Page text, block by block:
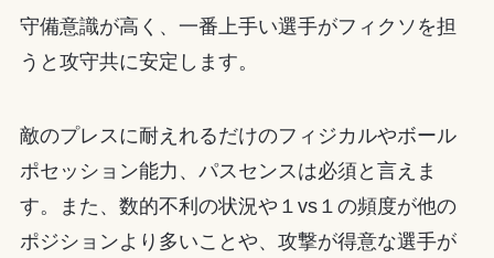
守備意識が高く、一番上手い選手がフィクソを担
うと攻守共に安定します。
敵のプレスに耐えれるだけのフィジカルやボール
ポセッション能力、パスセンスは必須と言えま
す。また、数的不利の状況や１vs１の頻度が他の
ポジションより多いことや、攻撃が得意な選手が